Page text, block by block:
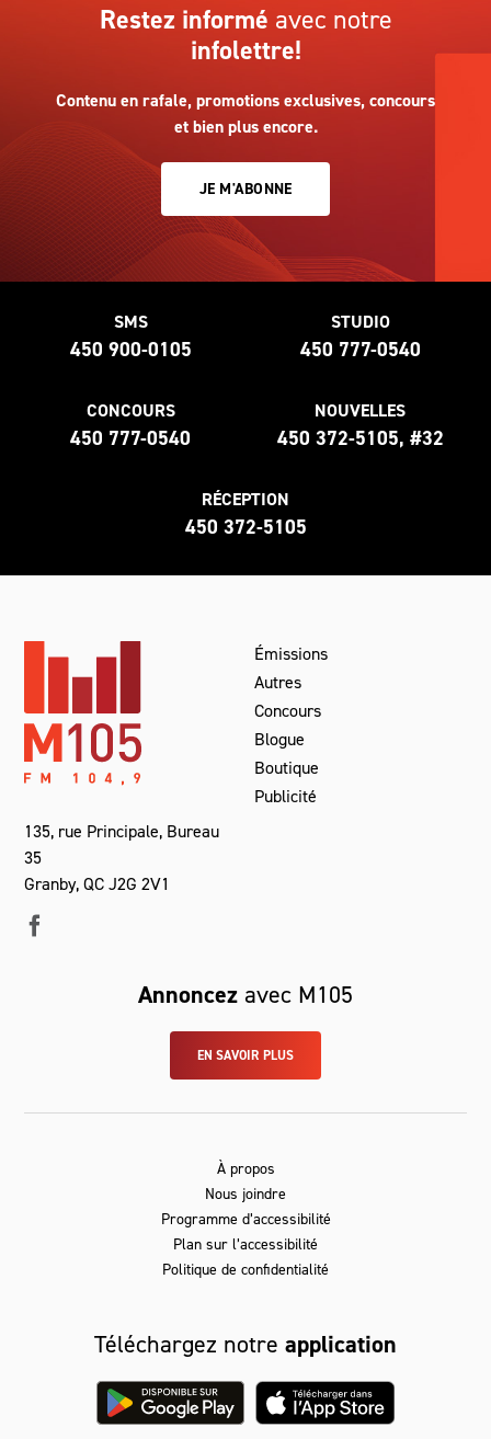
Restez informé avec notre
infolettre!
Contenu en rafale, promotions exclusives, concours
et bien plus encore.
JE M'ABONNE
SMS
450 900-0105
STUDIO
450 777-0540
CONCOURS
450 777-0540
NOUVELLES
450 372-5105, #32
RÉCEPTION
450 372-5105
135, rue Principale, Bureau
35
Granby, QC J2G 2V1
Émissions
Autres
Concours
Blogue
Boutique
Publicité
Annoncez avec M105
EN SAVOIR PLUS
À propos
Nous joindre
Programme d’accessibilité
Plan sur l’accessibilité
Politique de confidentialité
Téléchargez notre application